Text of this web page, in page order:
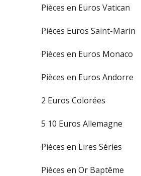
Pièces en Euros Vatican
Pièces Euros Saint-Marin
Pièces en Euros Monaco
Pièces en Euros Andorre
2 Euros Colorées
5 10 Euros Allemagne
Pièces en Lires Séries
Pièces en Or Baptême